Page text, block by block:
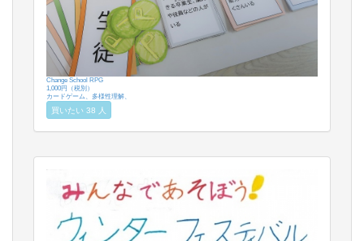
Change School RPG
1,000円（税別）
カードゲーム、多様性理解、
買いたい 38 人